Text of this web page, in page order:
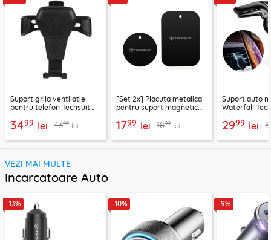
Suport grila ventilatie
pentru telefon Techsuit
3499 lei 4399 lei
[Set 2x] Placuta metalica
pentru suport magnetic
negru
1799 lei 1899 lei
Suport auto
Waterfall
2999 lei
VEZI MAI MULTE
Incarcatoare Auto
-13% -10% -9%